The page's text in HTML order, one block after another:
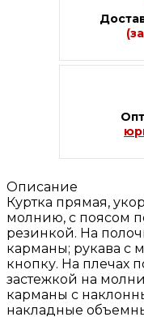
Описание
Куртка прямая,
молнию, с поясом
резинкой. На
карманы; рукава с
кнопку. На плечах
застежкой на
карманы с
накладные